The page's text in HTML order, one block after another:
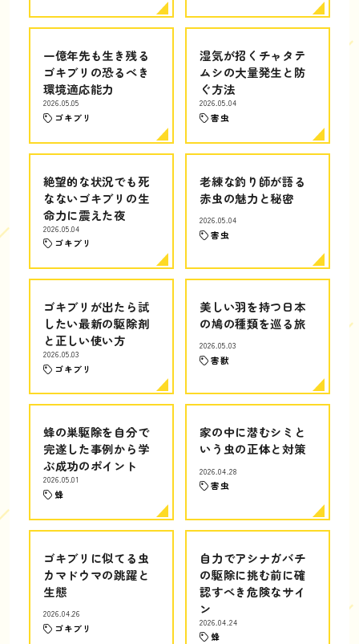
一億年先も生き残る
ゴキブリの恐るべき
環境適応能力
2026.05.05
ゴキブリ
湿気が招くチャタテ
ムシの大量発生と防
ぐ方法
2026.05.04
害虫
絶望的な状況でも死
なないゴキブリの生
命力に震えた夜
2026.05.04
ゴキブリ
老練な釣り師が語る
赤虫の魅力と秘密
2026.05.04
害虫
ゴキブリが出たら試
したい最新の駆除剤
と正しい使い方
2026.05.03
ゴキブリ
美しい羽を持つ日本
の鳩の種類を巡る旅
2026.05.03
害獣
蜂の巣駆除を自分で
完遂した事例から学
ぶ成功のポイント
2026.05.01
蜂
家の中に潜むシミと
いう虫の正体と対策
2026.04.28
害虫
ゴキブリに似てる虫
カマドウマの跳躍と
生態
2026.04.26
ゴキブリ
自力でアシナガバチ
の駆除に挑む前に確
認すべき危険なサイ
ン
2026.04.24
蜂